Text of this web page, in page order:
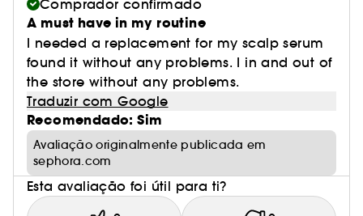
Comprador confirmado
A must have in my routine
I needed a replacement for my scalp serum
found it without any problems. I in and out of
the store without any problems.
Traduzir com Google
Recomendado: Sim
Avaliação originalmente publicada em
sephora.com
Esta avaliação foi útil para ti?